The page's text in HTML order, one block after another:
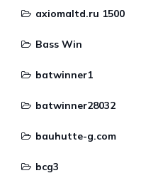
axiomaltd.ru 1500
Bass Win
batwinner1
batwinner28032
bauhutte-g.com
bcg3